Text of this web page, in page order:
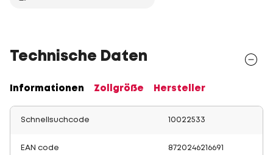
Technische Daten
Informationen Zollgröße Hersteller
Schnellsuchcode 10022533
EAN code 8720246216691